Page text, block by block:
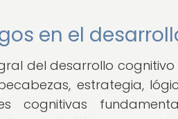
en el
del desarrollo
estrategia,
cognitivas